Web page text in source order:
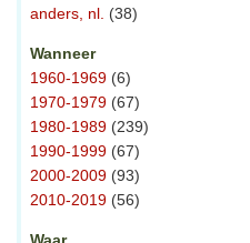
anders, nl. (38)
Wanneer
1960-1969 (6)
1970-1979 (67)
1980-1989 (239)
1990-1999 (67)
2000-2009 (93)
2010-2019 (56)